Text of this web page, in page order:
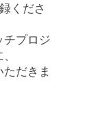
くださ
チプロジ
だきま